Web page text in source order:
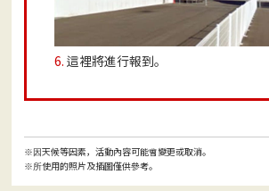
6. 這裡將進行報到。
※因天候等因素，活動內容可能會變更或取消。
※所使用的照片及插圖僅供參考。